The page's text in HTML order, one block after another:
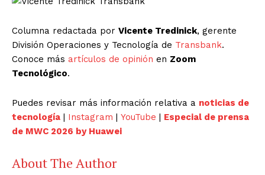
Columna redactada por Vicente Tredinick, gerente
División Operaciones y Tecnología de Transbank.
Conoce más artículos de opinión en Zoom
Tecnológico.
Puedes revisar más información relativa a noticias de
tecnología | Instagram | YouTube | Especial de prensa
de MWC 2026 by Huawei
About The Author